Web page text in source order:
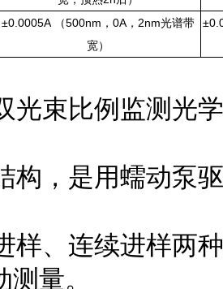
±0.0005A （500nm，0A，2nm光谱带
宽）
束比例监测光学
，是用蠕动泵驱
、连续进样两
量。